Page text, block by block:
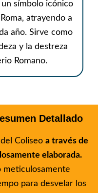
símbolo icónico
atrayendo a
año. Sirve como
y la destreza
Romano.
Detallado
Coliseo a través de
elaborada.
meticulosamente
para desvelar los